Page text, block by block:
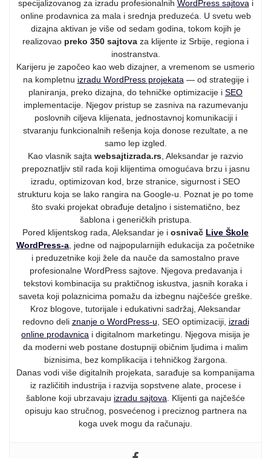
specijalizovanog za izradu profesionalnih WordPress sajtova i
online prodavnica za mala i srednja preduzeća. U svetu web
dizajna aktivan je više od sedam godina, tokom kojih je
realizovao preko 350 sajtova za klijente iz Srbije, regiona i
inostranstva.
Karijeru je započeo kao web dizajner, a vremenom se usmerio
na kompletnu izradu WordPress projekata — od strategije i
planiranja, preko dizajna, do tehničke optimizacije i SEO
implementacije. Njegov pristup se zasniva na razumevanju
poslovnih ciljeva klijenata, jednostavnoj komunikaciji i
stvaranju funkcionalnih rešenja koja donose rezultate, a ne
samo lep izgled.
Kao vlasnik sajta websajtizrada.rs , Aleksandar je razvio
prepoznatljiv stil rada koji klijentima omogućava brzu i jasnu
izradu, optimizovan kod, brze stranice, sigurnost i SEO
strukturu koja se lako rangira na Google-u. Poznat je po tome
što svaki projekat obrađuje detaljno i sistematično, bez
šablona i generičkih pristupa.
Pored klijentskog rada, Aleksandar je i osnivač Live Škole
WordPress-a , jedne od najpopularnijih edukacija za početnike
i preduzetnike koji žele da nauče da samostalno prave
profesionalne WordPress sajtove. Njegova predavanja i
tekstovi kombinacija su praktičnog iskustva, jasnih koraka i
saveta koji polaznicima pomažu da izbegnu najčešće greške.
Kroz blogove, tutorijale i edukativni sadržaj, Aleksandar
redovno deli znanje o WordPress-u , SEO optimizaciji, izradi
online prodavnica i digitalnom marketingu. Njegova misija je
da moderni web postane dostupniji običnim ljudima i malim
biznisima, bez komplikacija i tehničkog žargona.
Danas vodi više digitalnih projekata, sarađuje sa kompanijama
iz različitih industrija i razvija sopstvene alate, procese i
šablone koji ubrzavaju izradu sajtova . Klijenti ga najčešće
opisuju kao stručnog, posvećenog i preciznog partnera na
koga uvek mogu da računaju.